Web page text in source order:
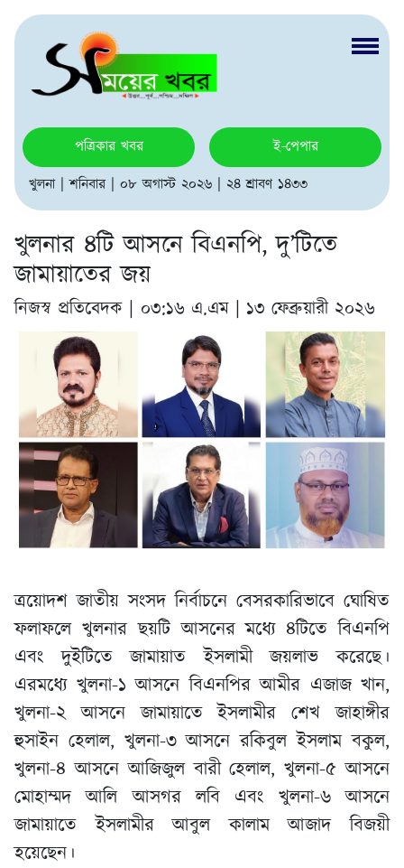
পত্রিকার খবর
ই-পেপার
খুলনা | শনিবার | ০৮ অগাস্ট ২০২৬ | ২৪ শ্রাবণ ১৪৩৩
খুলনার ৪টি আসনে বিএনপি, দু’টিতে
জামায়াতের জয়
নিজস্ব প্রতিবেদক | ০৩:১৬ এ.এম | ১৩ ফেব্রুয়ারী ২০২৬
ত্রয়োদশ জাতীয় সংসদ নির্বাচনে বেসরকারিভাবে ঘোষিত
ফলাফলে খুলনার ছয়টি আসনের মধ্যে ৪টিতে বিএনপি
এবং দুইটিতে জামায়াত ইসলামী জয়লাভ করেছে।
এরমধ্যে খুলনা-১ আসনে বিএনপির আমীর এজাজ খান,
খুলনা-২ আসনে জামায়াতে ইসলামীর শেখ জাহাঙ্গীর
হুসাইন হেলাল, খুলনা-৩ আসনে রকিবুল ইসলাম বকুল,
খুলনা-৪ আসনে আজিজুল বারী হেলাল, খুলনা-৫ আসনে
মোহাম্মদ আলি আসগর লবি এবং খুলনা-৬ আসনে
জামায়াতে ইসলামীর আবুল কালাম আজাদ বিজয়ী
হয়েছেন।